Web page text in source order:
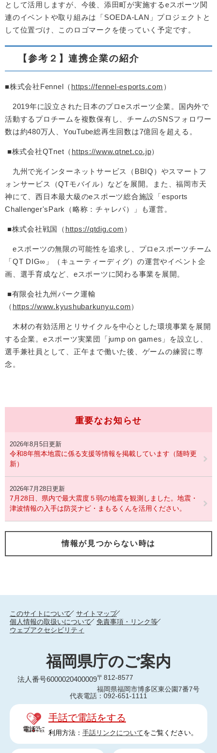
として活用しますが、今後、添田町が実施するeスポーツ関
連のイベントや取り組みは「SOEDA-LAN」プロジェクトと
して位置づけ、このロゴマークを使っていく予定です。
【参考２】連携企業の紹介
■株式会社Fennel（ https://fennel-esports.com ）
2019年に設立された日本のプロeスポーツ企業。国内外で
活動するプロチームを複数保有し、チームのSNSフォロワー
数は約480万人、YouTube総再生回数は7億回を超える。
■株式会社QTnet（ https://www.qtnet.co.jp）
九州で光インターネットサービス（BBIQ）やスマートフ
ォンサービス（QTモバイル）などを展開。また、福岡市天
神にて、西日本最大級のeスポーツ総合施設「esports
Challenger'sPark（略称：チャレパ）」も運営。
■株式会社戦国（ https://qtdig.com ）
eスポーツの無限の可能性を追求し、プロeスポーツチーム
「QT DIG∞」（キューティーディグ）の運営やイベント企
画、選手育成など、eスポーツに関わる事業を展開。
■有限会社九州バーク運輸
（ https://www.kyushubarkunyu.com）
木材の有効活用とリサイクルを中心とした環境事業を展開
する企業。eスポーツ実業団「jump on games」を設立し、
選手兼社員として、正午まで働いた後、ゲームの練習に専
念。
重要なお知らせ
2026年8月5日更新
令和8年熊本地震に係る支援等情報を掲載しています（随時更
新）
2026年7月28日更新
7月28日、県内で最大震度５弱の地震を観測しました。地震・
津波情報の入手は防災ナビ・まもるくんを活用ください。
情報が見つからない時は
このサイトについて
サイトマップ
個人情報の取扱いについて
免責事項・リンク等
ウェブアクセシビリティ
福岡県庁のご案内
法人番号6000020400009〒812-8577
福岡県福岡市博多区東公園7番7号
代表電話：092-651-1111
手話で電話をする
利用方法： 手話リンクについてをご覧ください。